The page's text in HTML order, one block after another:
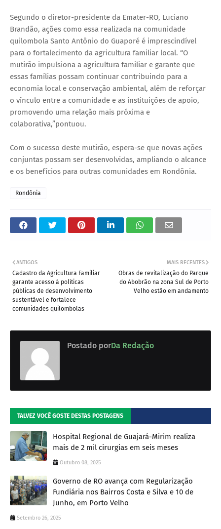
Segundo o diretor-presidente da Emater-RO, Luciano
Brandão, ações como essa realizada na comunidade
quilombola Santo Antônio do Guaporé é imprescindível
para o fortalecimento da agricultura familiar local. “O
mutirão impulsiona a agricultura familiar e garante que
essas famílias possam continuar contribuindo para a
economia local e conservação ambiental, além de reforçar
o vínculo entre a comunidade e as instituições de apoio,
promovendo uma relação mais próxima e
colaborativa,”pontuou.
Com o sucesso deste mutirão, espera-se que novas ações
conjuntas possam ser desenvolvidas, ampliando o alcance
e os benefícios para outras comunidades em Rondônia.
Rondônia
MAIS RECENTES
Obras de revitalização do Parque
do Abobrão na zona Sul de Porto
Velho estão em andamento
ANTIGOS
Cadastro da Agricultura Familiar
garante acesso à políticas
públicas de desenvolvimento
sustentável e fortalece
comunidades quilombolas
Postado porDa Redação
TALVEZ VOCÊ GOSTE DESTAS POSTAGENS
Hospital Regional de Guajará-Mirim realiza
mais de 2 mil cirurgias em seis meses
Outubro 08, 2025
Governo de RO avança com Regularização
Fundiária nos Bairros Costa e Silva e 10 de
Junho, em Porto Velho
Setembro 26, 2025